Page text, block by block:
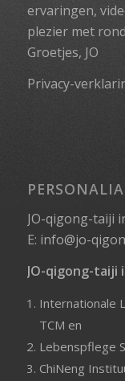
ervaringen,
plezier met
Groetjes, JO
Privacy-
PERSONALIA
JO-qigong-taiji
E: info@jo-
JO-qigong-taiji
Internationale
TCM en
Lebenspflege
ChiNeng